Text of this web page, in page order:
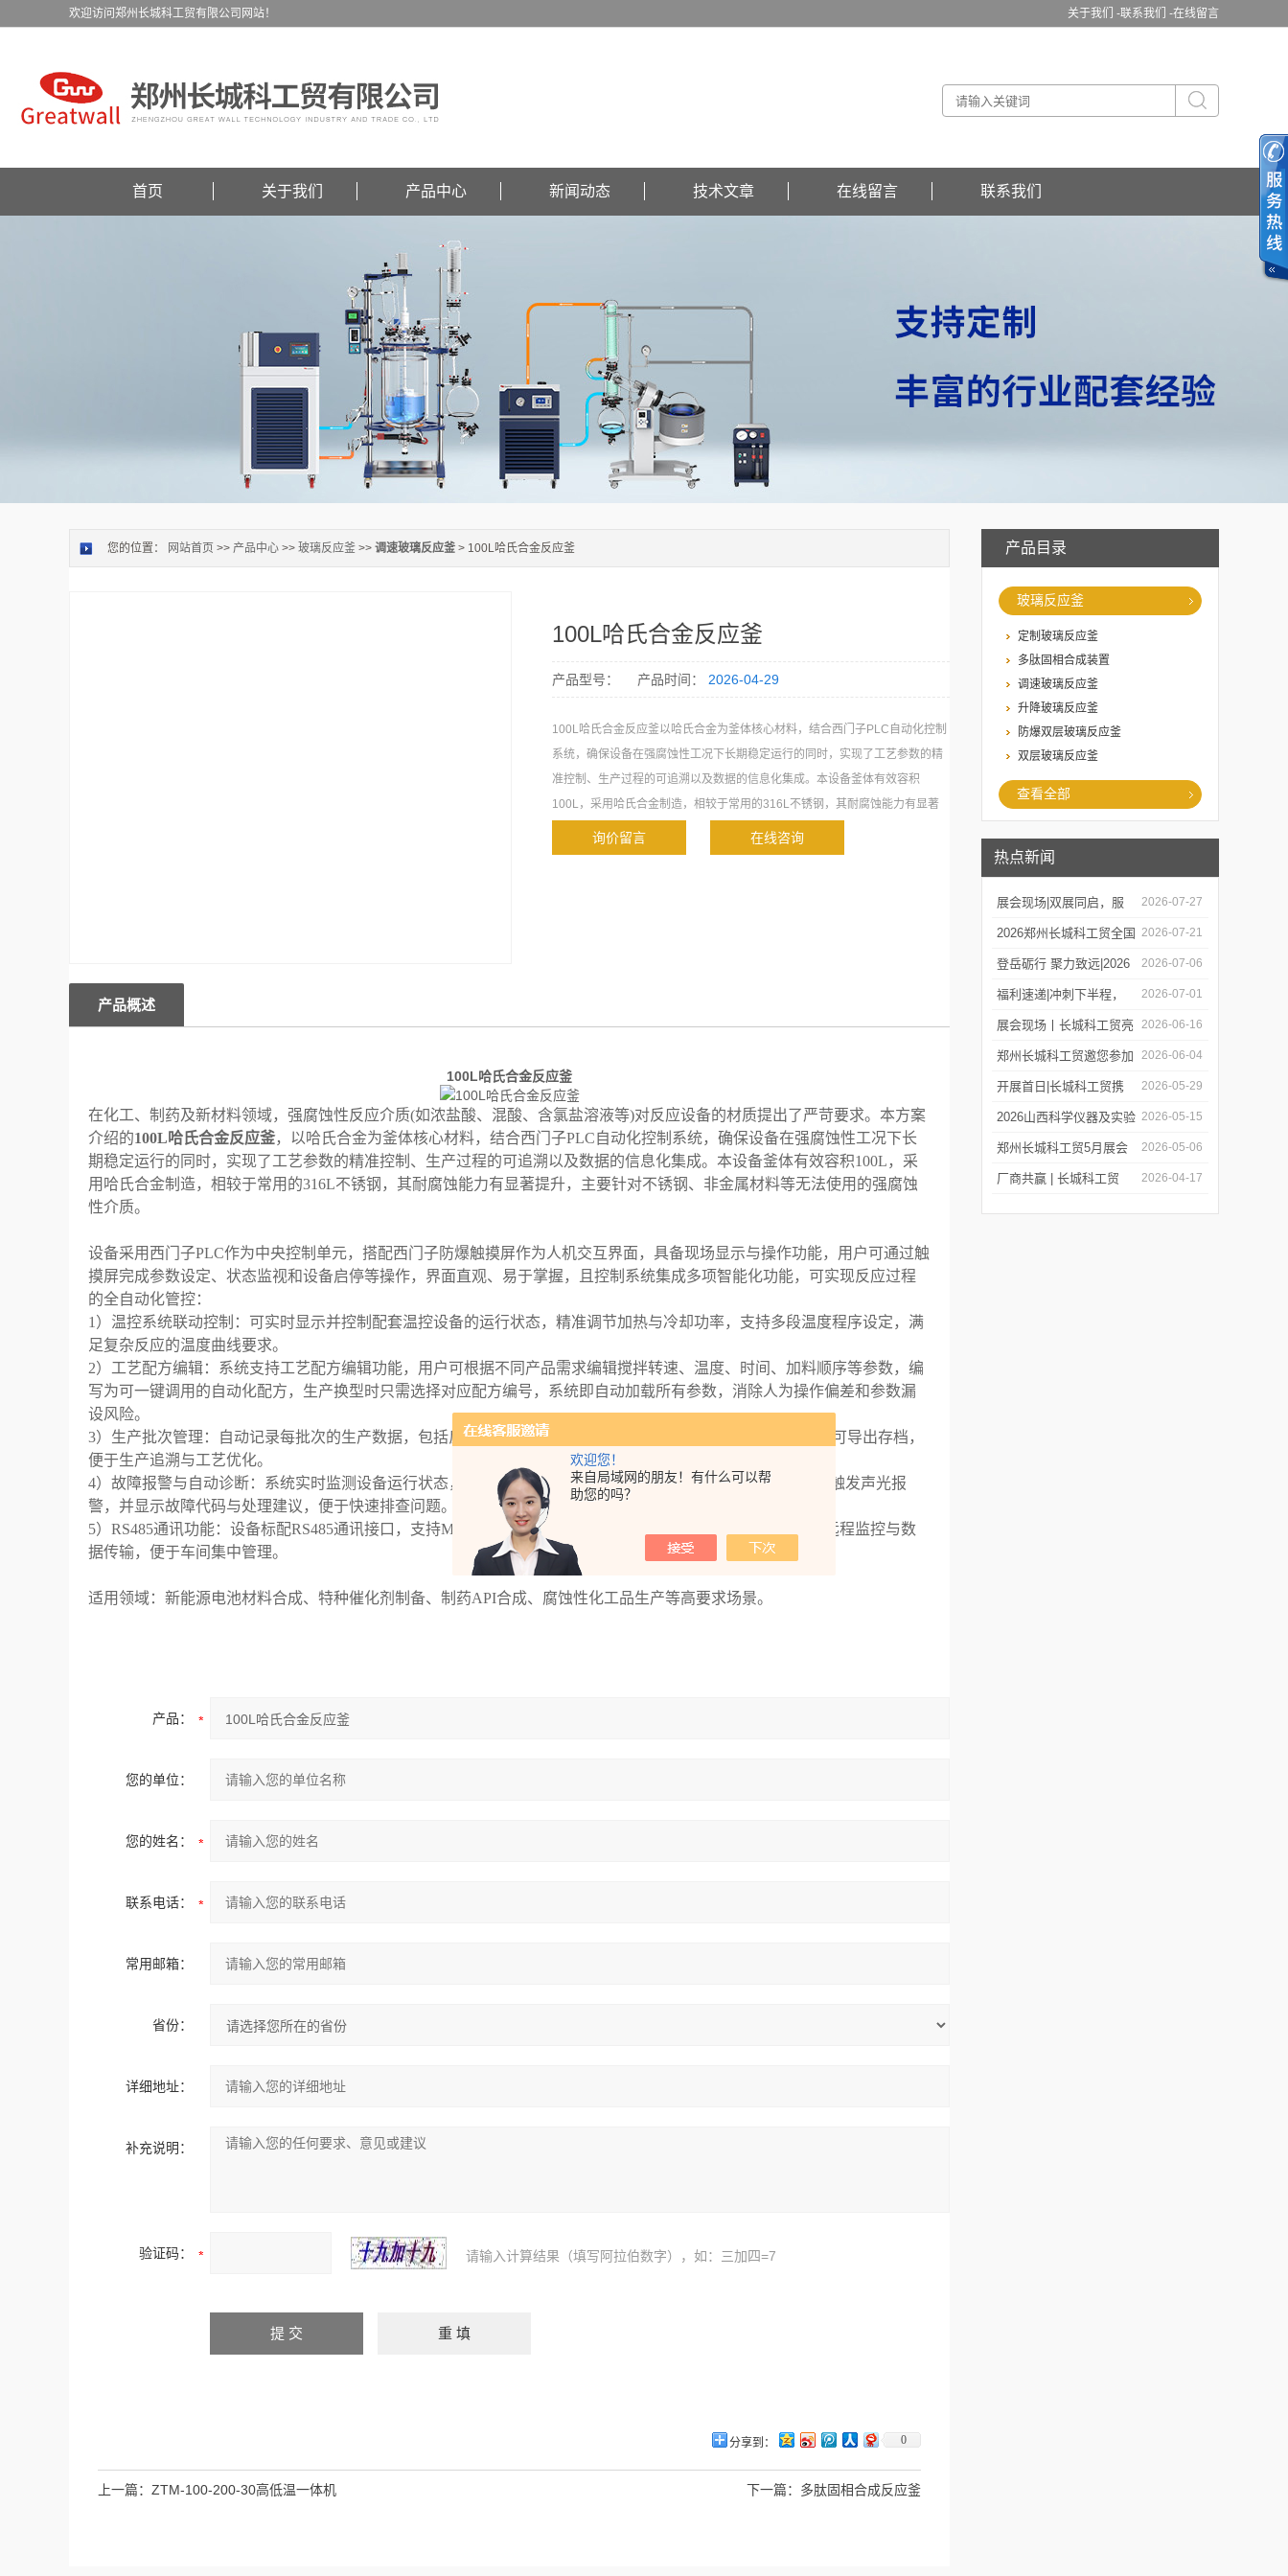
欢迎您！
来自局域网的朋友！有什么可以帮
助您的吗？
关于我们 -联系我们 -在线留言
欢迎访问郑州长城科工贸有限公司网站！
首页 关于我们 产品中心 新闻动态 技术文章 在线留言 联系我们
产品目录
玻璃反应釜
定制玻璃反应釜
多肽固相合成装置
调速玻璃反应釜
升降玻璃反应釜
防爆双层玻璃反应釜
双层玻璃反应釜
查看全部
热点新闻
展会现场|双展同启，服
务在线，郑州长城科工贸
同步亮相学术盛会与校园
展！
2026-07-27
2026郑州长城科工贸全国
巡保活动开启预约！
2026-07-21
登岳砺行 聚力致远|2026
年度上半年业务经理总结
会圆满举行！
2026-07-06
福利速递|冲刺下半程，
福利再加码，HWCL 系列
活动延期，赠券福利同步
上线！
2026-07-01
展会现场丨长城科工贸亮
相第19届世界制药机械、
包装设备与材料中国展
2026-06-16
郑州长城科工贸邀您参加
第二十四届世界制药原料
中国展（CPHI China
2026）!
2026-06-04
开展首日|长城科工贸携
品质实验室设备亮相
CISILE 2026
2026-05-29
2026山西科学仪器及实验
室装备展览会今日开幕！
2026-05-15
郑州长城科工贸5月展会
行程抢先看！
2026-05-06
厂商共赢 | 长城科工贸 2026-04-17
您的位置： 网站首页 >> 产品中心 >> 玻璃反应釜 >> 调速玻璃反应釜 > 100L哈氏合金反应釜
100L哈氏合金反应釜
产品型号： 产品时间： 2026-04-29
100L哈氏合金反应釜以哈氏合金为釜体核心材料，结合西门子PLC自动化控制
系统，确保设备在强腐蚀性工况下长期稳定运行的同时，实现了工艺参数的精
准控制、生产过程的可追溯以及数据的信息化集成。本设备釜体有效容积
100L，采用哈氏合金制造，相较于常用的316L不锈钢，其耐腐蚀能力有显著
提升，主要针对不锈钢、非金属材料等无法使用的强腐蚀性介质。
询价留言 在线咨询
产品概述
100L哈氏合金反应釜
在化工、制药及新材料领域，强腐蚀性反应介质(如浓盐酸、混酸、含氯盐溶液等)对反应设备的材质提出了严苛要求。本方案
介绍的100L哈氏合金反应釜，以哈氏合金为釜体核心材料，结合西门子PLC自动化控制系统，确保设备在强腐蚀性工况下长
期稳定运行的同时，实现了工艺参数的精准控制、生产过程的可追溯以及数据的信息化集成。本设备釜体有效容积100L，采
用哈氏合金制造，相较于常用的316L不锈钢，其耐腐蚀能力有显著提升，主要针对不锈钢、非金属材料等无法使用的强腐蚀
性介质。
设备采用西门子PLC作为中央控制单元，搭配西门子防爆触摸屏作为人机交互界面，具备现场显示与操作功能，用户可通过触
摸屏完成参数设定、状态监视和设备启停等操作，界面直观、易于掌握，且控制系统集成多项智能化功能，可实现反应过程
的全自动化管控：
1 ）温控系统联动控制：可实时显示并控制配套温控设备的运行状态，精准调节加热与冷却功率，支持多段温度程序设定，满
足复杂反应的温度曲线要求。
2）工艺配方编辑：系统支持工艺配方编辑功能，用户可根据不同产品需求编辑搅拌转速、温度、时间、加料顺序等参数，编
写为可一键调用的自动化配方，生产换型时只需选择对应配方编号，系统即自动加载所有参数，消除人为操作偏差和参数漏
设风险。
3）生产批次管理：自动记录每批次的生产数据，包括反应时间、温度曲线、搅拌转速、操作人员等信息，数据可导出存档，
便于生产追溯与工艺优化。
4）故障报警与自动诊断：系统实时监测设备运行状态，当出现超温、超压、电机过载等异常情况时，PLC自动触发声光报
警，并显示故障代码与处理建议，便于快速排查问题。
5）RS485通讯功能：设备标配RS485通讯接口，支持Modbus RTU协议，支持与上位机或 DCS 系统通讯，实现远程监控与数
据传输，便于车间集中管理。
适用领域：新能源电池材料合成、特种催化剂制备、制药API合成、腐蚀性化工品生产等高要求场景。
产品：
您的单位：
您的姓名：
联系电话：
常用邮箱：
省份：
详细地址：
补充说明：
验证码： 请输入计算结果（填写阿拉伯数字），如：三加四=7
分享到： 0
上一篇： ZTM-100-200-30高低温一体机 下一篇： 多肽固相合成反应釜